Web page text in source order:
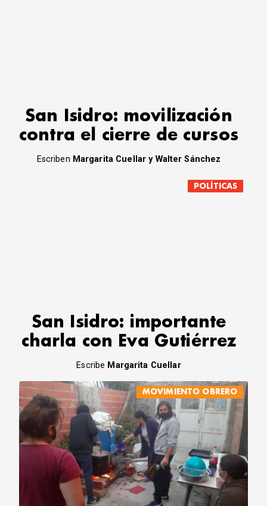
San Isidro: movilización
contra el cierre de cursos
Escriben Margarita Cuellar y Walter Sánchez
POLÍTICAS
San Isidro: importante
charla con Eva Gutiérrez
Escribe Margarita Cuellar
MOVIMIENTO OBRERO